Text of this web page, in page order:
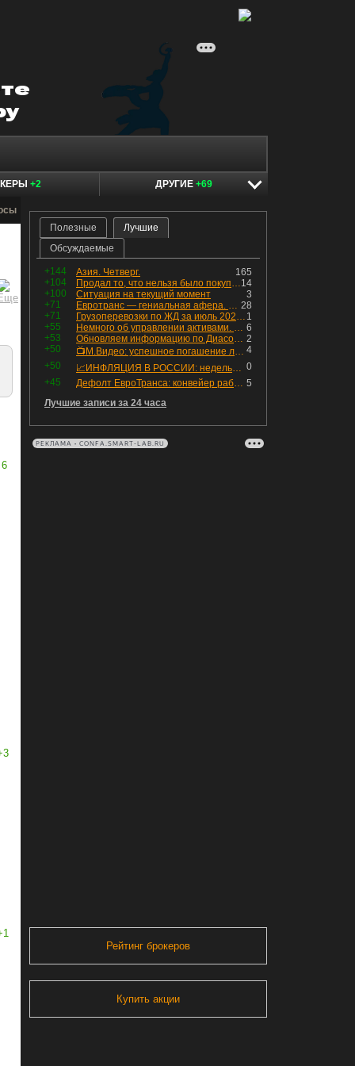
+2 ДРУГИЕ +69
6
Полезные
Лучшие
Обсуждаемые
+144 165
Азия. Четверг.
+104
14
Продал то, что нельзя было покупать. Изменения в портфеле
+100
3
Ситуация на текущий момент
+71
28
Евротранс — гениальная афера. Собрал с инвесторов денег, выплатил дивидендов больше текущей капитализации и ушёл в дефолт
+71
1
Грузоперевозки по ЖД за июль 2026 г. — четвёртый месяц подряд роста, чёрные металлы на уровне прошлого года, а каменный уголь в плюсе.
+55
6
Немного об управлении активами. Для заинтересованных
+53
2
Обновляем информацию по Диасофту: дивиденды и выкуп
+50
4
📺М.Видео: успешное погашение любимого флоатера
+50
0
📈ИНФЛЯЦИЯ В РОССИИ: недельная дефляция, но в годовом выражении рост 😢
+45
5
Дефолт ЕвроТранса: конвейер работает исправно
Лучшие записи за 24 часа
РЕКЛАМА • CONFA.SMART-LAB.RU
Рейтинг брокеров
Купить акции